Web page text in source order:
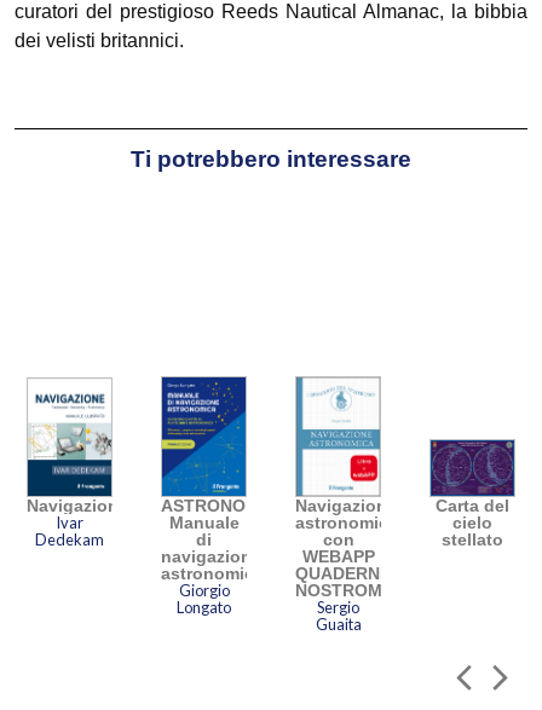
curatori del prestigioso Reeds Nautical Almanac, la bibbia
dei velisti britannici.
Ti potrebbero interessare
Navigazione
Ivar
Dedekam
ASTRONOMIA
Manuale
di
navigazione
astronomica
Giorgio
Longato
Navigazione
astronomica
con
WEBAPP
QUADERNI
NOSTROMO
Sergio
Guaita
Carta del
cielo
stellato